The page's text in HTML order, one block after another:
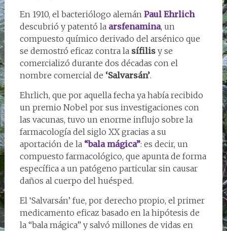
En 1910, el bacteriólogo alemán Paul Ehrlich
descubrió y patentó la arsfenamina, un
compuesto químico derivado del arsénico que
se demostró eficaz contra la sífilisy se
comercializó durante dos décadas con el
nombre comercial de ‘Salvarsán’.
Ehrlich, que por aquella fecha ya había recibido
un premio Nobel por sus investigaciones con
las vacunas, tuvo un enorme influjo sobre la
farmacología del siglo XX gracias a su
aportación de la “bala mágica”: es decir, un
compuesto farmacológico, que apunta de forma
específica a un patógeno particular sin causar
daños al cuerpo del huésped.
El ‘Salvarsán’ fue, por derecho propio, el primer
medicamento eficaz basado en la hipótesis de
la “bala mágica” y salvó millones de vidas en